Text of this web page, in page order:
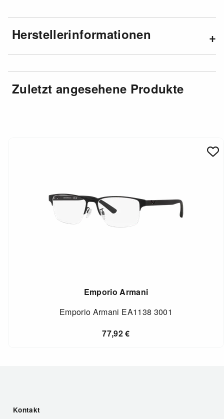
Herstellerinformationen
Zuletzt angesehene Produkte
Emporio Armani
Emporio Armani EA1138 3001
77,92€
Kontakt